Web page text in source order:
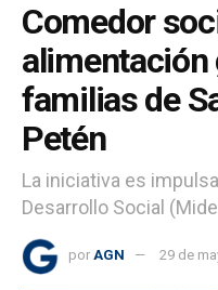
Comedor
alimentación
familias de
Petén
La iniciativa es
Desarrollo Social
por AGN 29 de